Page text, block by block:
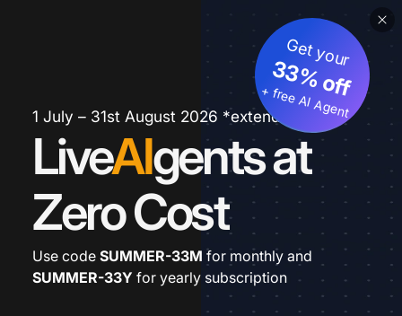
1 July – 31st August 2026 *extended
LiveAIgents at
Zero Cost
Get your
33% off
+ free AI Agent
Use code SUMMER-33M for monthly and
SUMMER-33Y for yearly subscription